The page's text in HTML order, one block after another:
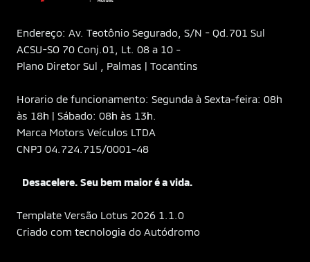
Endereço: Av. Teotônio Segurado, S/N - Qd.701 Sul
ACSU-SO 70 Conj.01, Lt. 08 a 10 -
Plano Diretor Sul , Palmas | Tocantins
Horario de funcionamento: Segunda à Sexta-feira: 08h
às 18h | Sábado: 08h às 13h.
Marca Motors Veículos LTDA
CNPJ 04.724.715/0001-48
Desacelere. Seu bem maior é a vida.
Template Versão Lotus 2026 1.1.0
Criado com tecnologia do Autódromo